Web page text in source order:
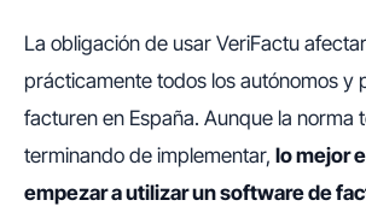
La obligación de usar VeriFactu
prácticamente todos los autónomos y
facturen en España. Aunque la norma
terminando de implementar, lo mejor
empezar a utilizar un software de